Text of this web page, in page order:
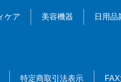
ケア 美容機器 日用品
特定商取引法表示